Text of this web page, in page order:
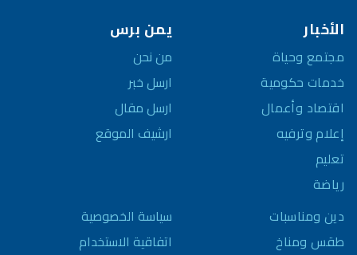
الأخبار
مجتمع وحياة
خدمات حكومية
اقتصاد وأعمال
إعلام وترفيه
تعليم
رياضة
دين ومناسبات
طقس ومناخ
يمن برس
من نحن
ارسل خبر
ارسل مقال
ارشيف الموقع
سياسة الخصوصية
اتفاقية الاستخدام